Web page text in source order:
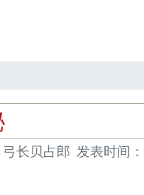
长贝占郎 发表时间：